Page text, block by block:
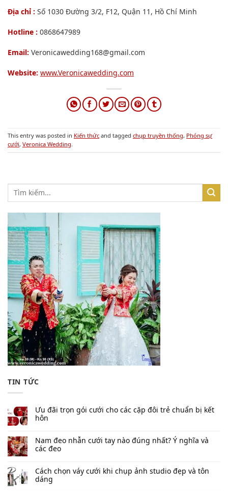
Địa chỉ : Số 1030 Đường 3/2, F12, Quận 11, Hồ Chí Minh
Hotline : 0868647989
Email: Veronicawedding168@gmail.com
Website: www.Veronicawedding.com
This entry was posted in Kiến thức and tagged chụp truyền thống, Phóng sự
cưới, Veronica Wedding.
TIN TỨC
Ưu đãi trọn gói cưới cho các cặp đôi trẻ chuẩn bị kết
hôn
Nam đeo nhẫn cưới tay nào đúng nhất​? Ý nghĩa và
các đeo
Cách chọn váy cưới khi chụp ảnh studio đẹp và tôn
dáng